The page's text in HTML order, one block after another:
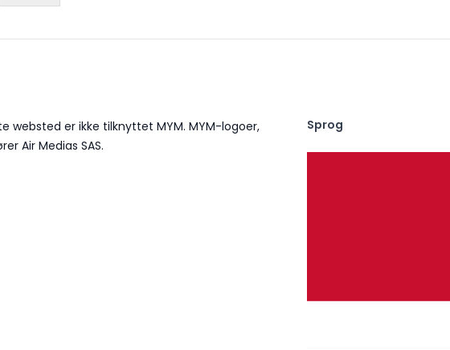
websted er ikke tilknyttet MYM. MYM-logoer,
Air Medias SAS.
Sprog